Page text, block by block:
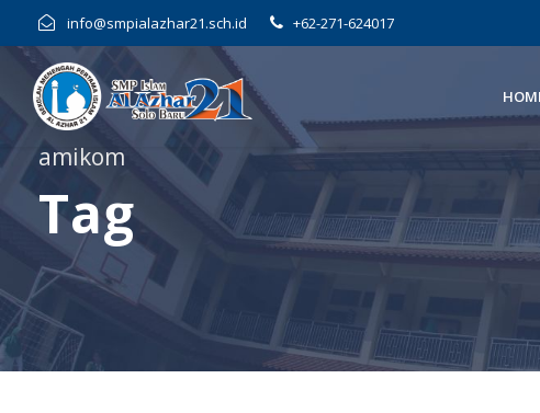
info@smpialazhar21.sch.id +62-271-624017
amikom
Tag